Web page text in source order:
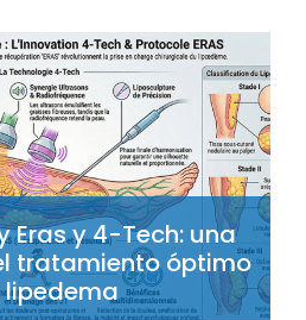
Eras y 4-Tech: una
tratamiento óptimo
lipedema